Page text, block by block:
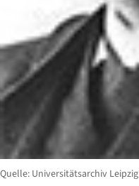
Quelle: Universitätsarchiv Leipzig